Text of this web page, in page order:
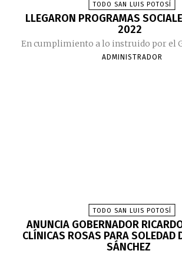
TODO SAN LUIS POTOSÍ
LLEGARON PROGRAMAS
2022
En cumplimiento a lo instruido por el
ADMINISTRADOR
TODO SAN LUIS POTOSÍ
ANUNCIA GOBERNADOR
CLÍNICAS ROSAS PARA SOLEDAD
SÁNCHEZ